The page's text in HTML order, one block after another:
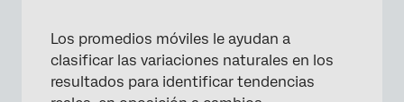
Los promedios móviles le ayudan a
clasificar las variaciones naturales en los
resultados para identificar tendencias